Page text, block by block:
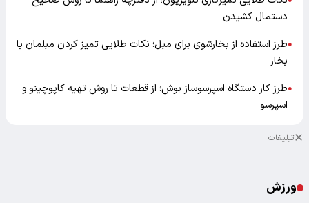
دستمال کشیدن
●طرز استفاده از بخارشوی برای مبل؛ نکات طلایی تمیز کردن مبلمان با
بخار
●طرز کار دستگاه اسپرسوساز بوش؛ از قطعات تا روش تهیه کاپوچینو و
اسپرسو
تبلیغات
ورزش